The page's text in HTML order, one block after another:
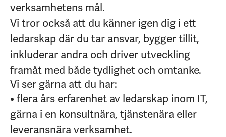
verksamhetens mål.
Vi tror också att du känner igen dig i ett
ledarskap där du tar ansvar, bygger tillit,
inkluderar andra och driver utveckling
framåt med både tydlighet och omtanke.
Vi ser gärna att du har:
• flera års erfarenhet av ledarskap inom IT,
gärna i en konsultnära, tjänstenära eller
leveransnära verksamhet.